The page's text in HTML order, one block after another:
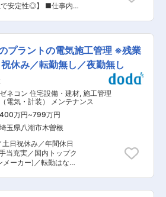
で様々な製品を取り扱
制御機器／情報通信機
備／環境システム・住
居酒屋など飲食店全般
るプロの方々に選ばれ
ては勉強会などで身に
週休2日制・土日祝日
業もほぼ無く18:30には
出しもなく、有給休暇
さらに残業はほぼ発生
ます。 ■国内シ
年創業の超低温冷凍庫
ェアは約7割とトップ
食品の新鮮さを長持
飲食業界からのニーズ
店への納入実績が数多
プライム上場の「大和
器メーカーです。当社
カーを通じて飲食店に
性◎】 ■仕事内
任せいたします。まず
ゆくゆくは全体管理を
ルター社製空気清浄装
ムの環境測定業務など
ルター社での組み立て
ングセンターで研修に
ィルターや空調設備に
でいただきます。その
に現場に同行いただ
いただきます。先輩社
ていきますので、未経
方： お仕
可能で、平均残業5時
す。また基本的に土日
プラントの電気施工管理 ※残業
休み／転勤無し／夜勤無し
ゼネコン 住宅設備・建材, 施工管理
（電気・計装） メンテナンス
400万円~799万円
埼玉県八潮市木曽根
日祝休み／年間休日
当充実／国内トップク
ーカー)／転勤はない